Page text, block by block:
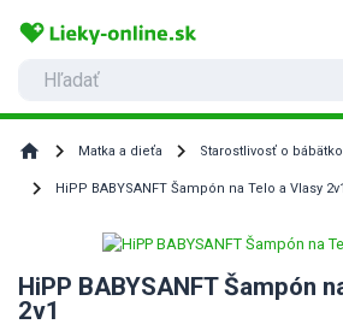
home Matka a dieťa Starostlivosť o bábätko
HiPP BABYSANFT Šampón na Telo a Vlasy 2v1
HiPP BABYSANFT Šampón
2v1